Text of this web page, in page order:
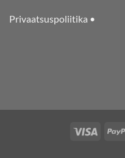
Privaatsuspoliitika •
Visa